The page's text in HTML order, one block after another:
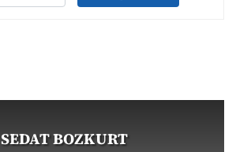
SEDAT BOZKURT